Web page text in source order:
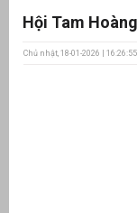
Hội Tam
Chủ nhật, 18-01-2026 | 16:26:55